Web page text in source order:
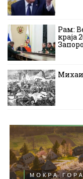
Рам:
краја